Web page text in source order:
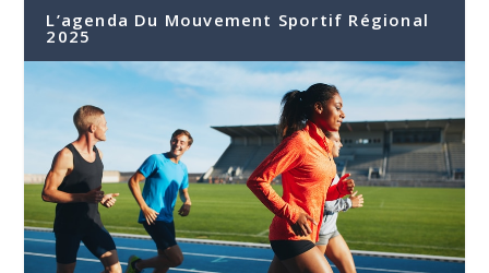
L’agenda Du Mouvement Sportif Régional
2025